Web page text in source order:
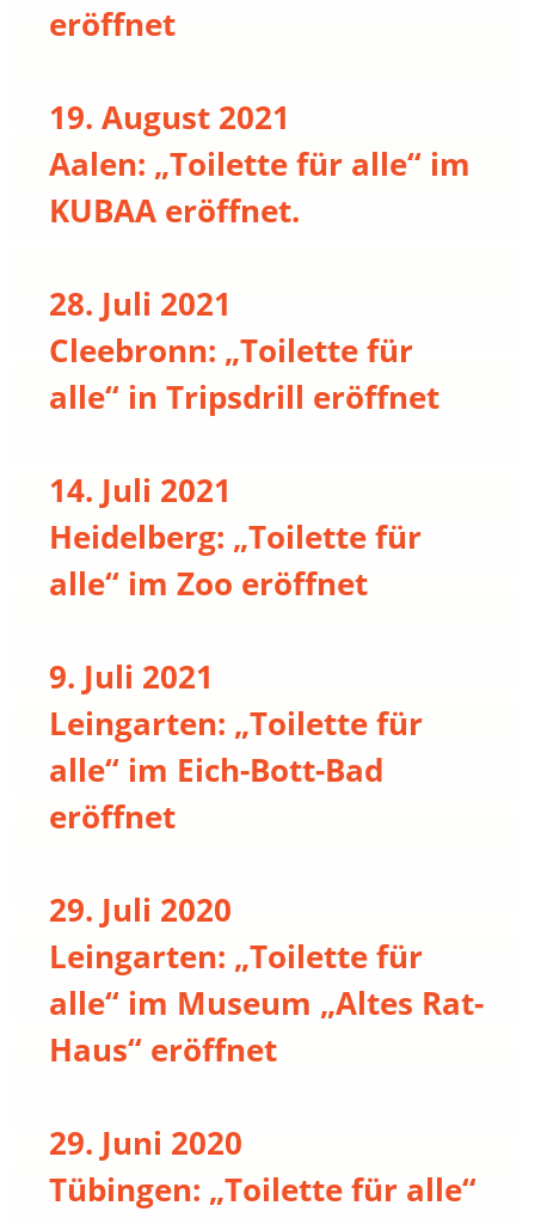
eröffnet
19. August 2021
Aalen: „Toilette für alle“ im
KUBAA eröffnet.
28. Juli 2021
Cleebronn: „Toilette für
alle“ in Tripsdrill eröffnet
14. Juli 2021
Heidelberg: „Toilette für
alle“ im Zoo eröffnet
9. Juli 2021
Leingarten: „Toilette für
alle“ im Eich-Bott-Bad
eröffnet
29. Juli 2020
Leingarten: „Toilette für
alle“ im Museum „Altes Rat-
Haus“ eröffnet
29. Juni 2020
Tübingen: „Toilette für alle“